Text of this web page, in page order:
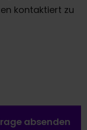
kontaktiert zu
absenden